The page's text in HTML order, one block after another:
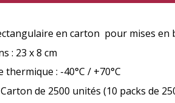
en carton pour mises en
: 23 x 8 cm
thermique : -40°C / +70°C
de 2500 unités (10 packs de